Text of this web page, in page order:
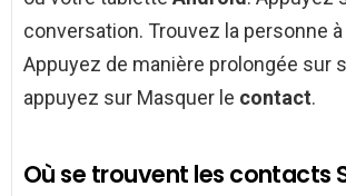
conversation. Trouvez la personne
Appuyez de manière prolongée sur
appuyez sur Masquer le contact.
Où se trouvent les contacts